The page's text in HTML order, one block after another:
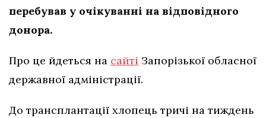
перебував у очікуванні на відповідного
донора.
Про це йдеться на сайті Запорізької обласної
державної адміністрації.
До трансплантації хлопець тричі на тиждень